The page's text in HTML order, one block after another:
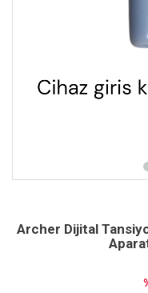
Archer Dijital